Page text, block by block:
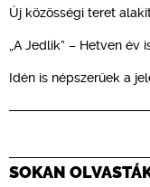
Új közösségi teret
„A Jedlik” – Hetven év
Idén is népszerűek a
SOKAN